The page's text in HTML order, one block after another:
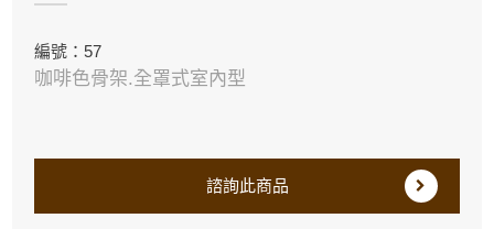
編號：57
咖啡色骨架.全罩式室內型
諮詢此商品